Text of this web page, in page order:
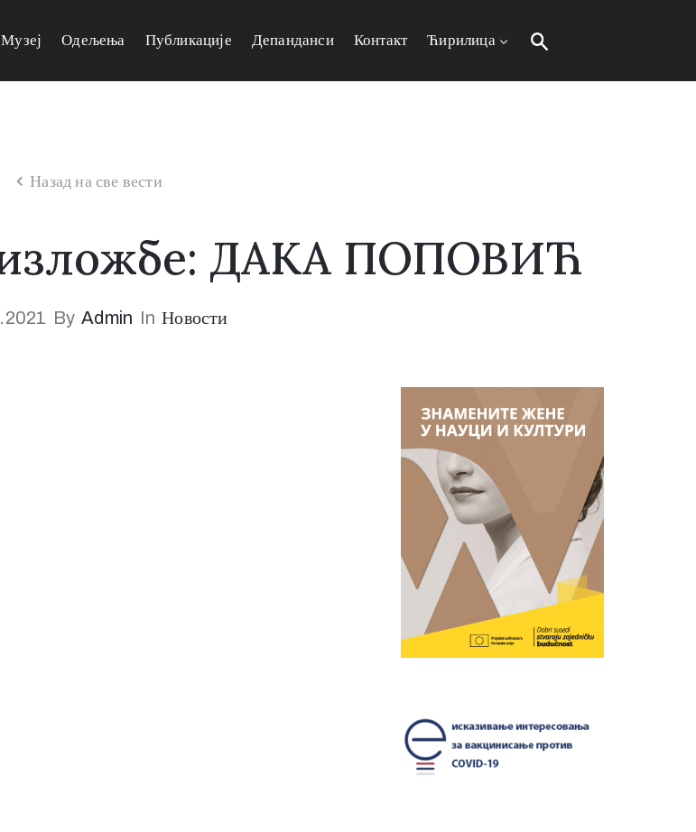
Музеј Одељења Публикације Депанданси Контакт Ћирилица
Назад на све вести
изложбе: ДАКА ПОПОВИЋ
By Admin In Новости